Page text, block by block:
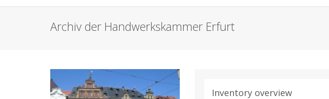
Archiv der Handwerkskammer Erfurt
Inventory overview